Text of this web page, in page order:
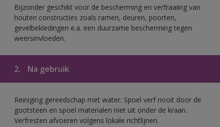
Bijzonder geschikt voor de bescherming en verfraaiing van
houten constructies zoals ramen, deuren, poorten,
gevelbekledingen e.a. een duurzame bescherming tegen
weersinvloeden.
2. Na gebruik
Reiniging gereedschap met water. Spoel verf nooit door de
gootsteen en spoel materialen niet uit onder de kraan.
Verfresten afvoeren volgens lokale richtlijnen.